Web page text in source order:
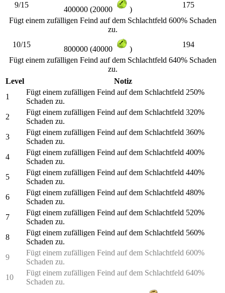
9/15
400000 (20000 )
175
Fügt einem zufälligen Feind auf dem Schlachtfeld 600% Schaden
zu.
10/15
800000 (40000 )
194
Fügt einem zufälligen Feind auf dem Schlachtfeld 640% Schaden
zu.
Level
Notiz
1
Fügt einem zufälligen Feind auf dem Schlachtfeld 250%
Schaden zu.
2
Fügt einem zufälligen Feind auf dem Schlachtfeld 320%
Schaden zu.
3
Fügt einem zufälligen Feind auf dem Schlachtfeld 360%
Schaden zu.
4
Fügt einem zufälligen Feind auf dem Schlachtfeld 400%
Schaden zu.
5
Fügt einem zufälligen Feind auf dem Schlachtfeld 440%
Schaden zu.
6
Fügt einem zufälligen Feind auf dem Schlachtfeld 480%
Schaden zu.
7
Fügt einem zufälligen Feind auf dem Schlachtfeld 520%
Schaden zu.
8
Fügt einem zufälligen Feind auf dem Schlachtfeld 560%
Schaden zu.
9
Fügt einem zufälligen Feind auf dem Schlachtfeld 600%
Schaden zu.
10
Fügt einem zufälligen Feind auf dem Schlachtfeld 640%
Schaden zu.